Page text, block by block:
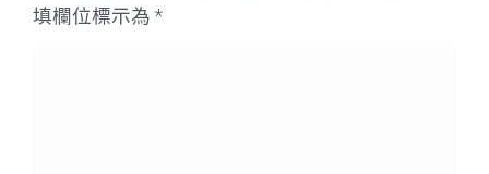
填欄位標示為 *